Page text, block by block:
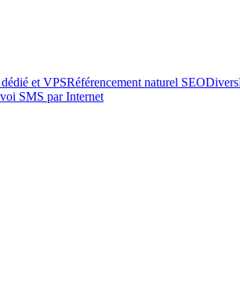
et VPSRéférencement naturel SEODivers
SMS par Internet